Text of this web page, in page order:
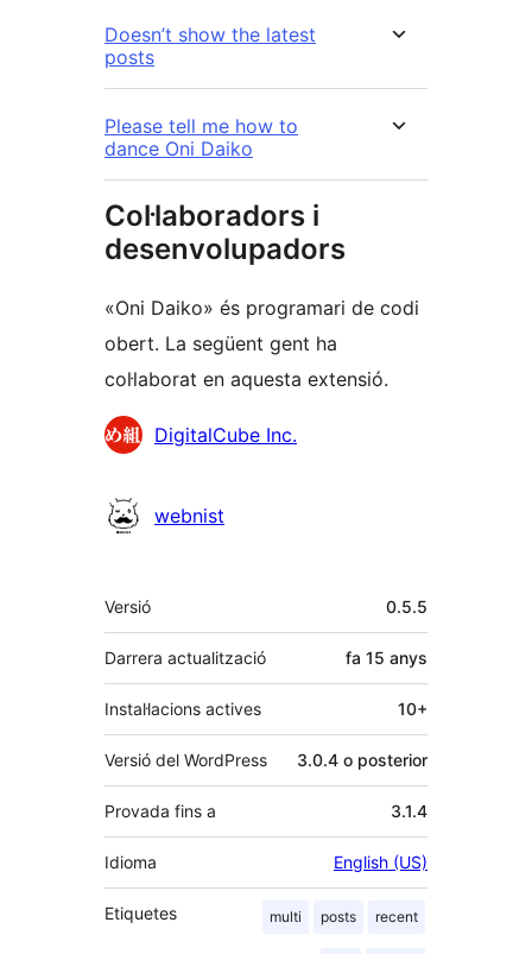
Doesn’t show the latest
posts
Please tell me how to
dance Oni Daiko
Col·laboradors i
desenvolupadors
«Oni Daiko» és programari de codi
obert. La següent gent ha
col·laborat en aquesta extensió.
Col·laboradors
DigitalCube Inc.
webnist
Meta
Versió 0.5.5
Darrera actualització fa 15 anys
Instal·lacions actives 10+
Versió del WordPress 3.0.4 o posterior
Provada fins a 3.1.4
Idioma English (US)
Etiquetes multi posts recent